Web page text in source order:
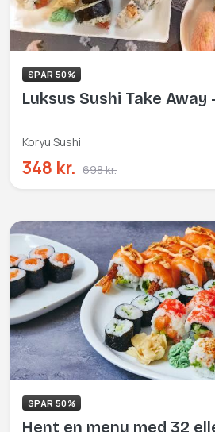
SPAR 50%
Luksus Sushi Take
Koryu Sushi
348 kr. 698 kr.
SPAR 50%
Hent en menu med 32